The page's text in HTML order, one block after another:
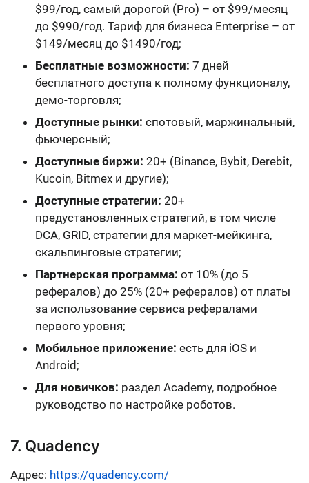
$99/год, самый дорогой (Pro) – от $99/месяц
до $990/год. Тариф для бизнеса Enterprise – от
$149/месяц до $1490/год;
Бесплатные возможности: 7 дней
бесплатного доступа к полному функционалу,
демо-торговля;
Доступные рынки: спотовый, маржинальный,
фьючерсный;
Доступные биржи: 20+ (Binance, Bybit, Derebit,
Kucoin, Bitmex и другие);
Доступные стратегии: 20+
предустановленных стратегий, в том числе
DCA, GRID, стратегии для маркет-мейкинга,
скальпинговые стратегии;
Партнерская программа: от 10% (до 5
рефералов) до 25% (20+ рефералов) от платы
за использование сервиса рефералами
первого уровня;
Мобильное приложение: есть для iOS и
Android;
Для новичков: раздел Academy, подробное
руководство по настройке роботов.
7. Quadency
Адрес: https://quadency.com/